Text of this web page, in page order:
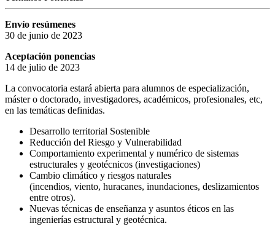
Envío resúmenes
30 de junio de 2023
Aceptación ponencias
14 de julio de 2023
La convocatoria estará abierta para alumnos de especialización,
máster o doctorado, investigadores, académicos, profesionales, etc,
en las temáticas definidas.
Desarrollo territorial Sostenible
Reducción del Riesgo y Vulnerabilidad
Comportamiento experimental y numérico de sistemas
estructurales y geotécnicos (investigaciones)
Cambio climático y riesgos naturales
(incendios, viento, huracanes, inundaciones, deslizamientos
entre otros).
Nuevas técnicas de enseñanza y asuntos éticos en las
ingenierías estructural y geotécnica.